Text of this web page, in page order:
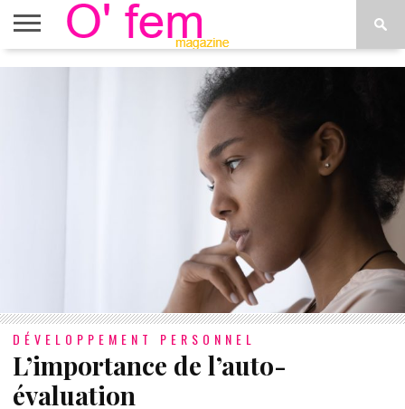
ACCUEIL
DÉVELOPPEMENT PERSONNEL
L’importance de l’auto-
évaluation